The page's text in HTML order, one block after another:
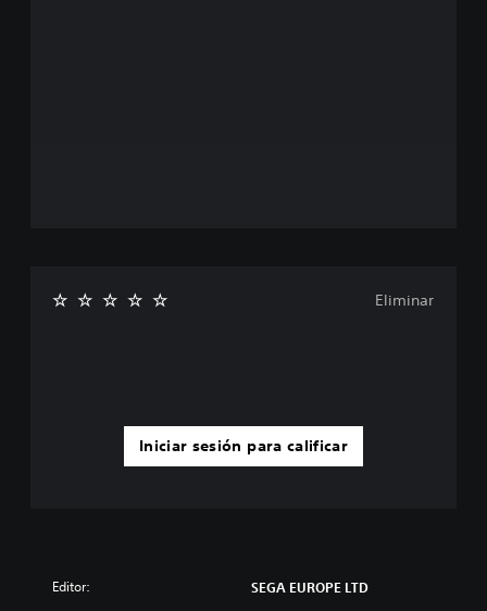
Iniciar sesión para calificar
Eliminar
Editor: SEGA EUROPE LTD